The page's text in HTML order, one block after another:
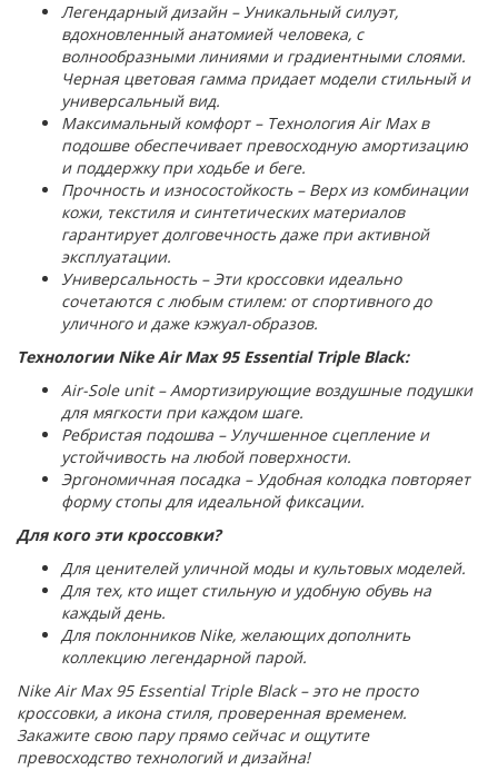
Легендарный дизайн – Уникальный силуэт,
вдохновленный анатомией человека, с
волнообразными линиями и градиентными слоями.
Черная цветовая гамма придает модели стильный и
универсальный вид.
Максимальный комфорт – Технология Air Max в
подошве обеспечивает превосходную амортизацию
и поддержку при ходьбе и беге.
Прочность и износостойкость – Верх из комбинации
кожи, текстиля и синтетических материалов
гарантирует долговечность даже при активной
эксплуатации.
Универсальность – Эти кроссовки идеально
сочетаются с любым стилем: от спортивного до
уличного и даже кэжуал-образов.
Технологии Nike Air Max 95 Essential Triple Black:
Air-Sole unit – Амортизирующие воздушные подушки
для мягкости при каждом шаге.
Ребристая подошва – Улучшенное сцепление и
устойчивость на любой поверхности.
Эргономичная посадка – Удобная колодка повторяет
форму стопы для идеальной фиксации.
Для кого эти кроссовки?
Для ценителей уличной моды и культовых моделей.
Для тех, кто ищет стильную и удобную обувь на
каждый день.
Для поклонников Nike, желающих дополнить
коллекцию легендарной парой.
Nike Air Max 95 Essential Triple Black – это не просто
кроссовки, а икона стиля, проверенная временем.
Закажите свою пару прямо сейчас и ощутите
превосходство технологий и дизайна!